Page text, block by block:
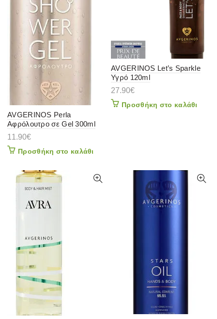
AVGERINOS Perla
Αφρόλουτρο σε Gel 300ml
11.90€
Προσθήκη στο καλάθι
AVGERINOS Let’s Sparkle
Υγρό 120ml
27.90€
Προσθήκη στο καλάθι